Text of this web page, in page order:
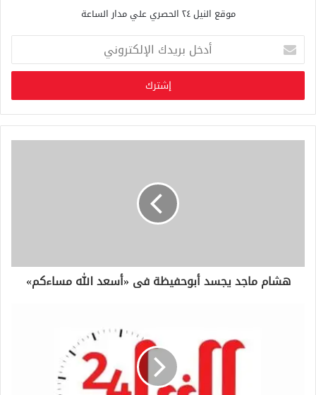
موقع النيل ٢٤ الحصري علي مدار الساعة
خ
ب
ر
ي
د
ر
هشام ماجد يجسد أبوحفيظة فى «أسعد الله مساءكم»